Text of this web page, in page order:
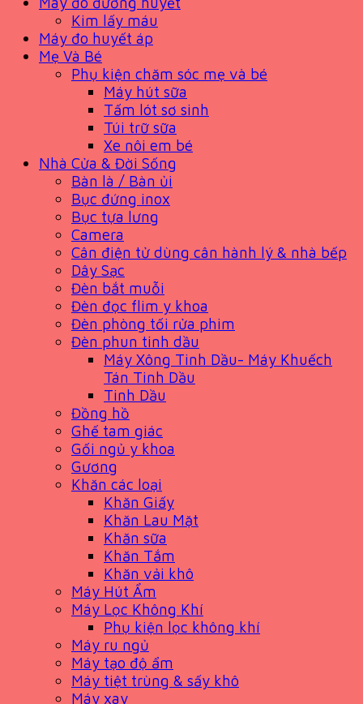
Kim lấy máu
Máy đo huyết áp
Mẹ Và Bé
Phụ kiện chăm sóc mẹ và bé
Máy hút sữa
Tấm lót sơ sinh
Túi trữ sữa
Xe nôi em bé
Nhà Cửa & Đời Sống
Bàn là / Bàn ủi
Bục đứng inox
Bục tựa lưng
Camera
Cân điện tử dùng cân hành lý & nhà bếp
Dây Sạc
Đèn bắt muỗi
Đèn đọc flim y khoa
Đèn phòng tối rửa phim
Đèn phun tinh dầu
Máy Xông Tinh Dầu- Máy Khuếch
Tán Tinh Dầu
Tinh Dầu
Đồng hồ
Ghế tam giác
Gối ngủ y khoa
Gương
Khăn các loại
Khăn Giấy
Khăn Lau Mặt
Khăn sữa
Khăn Tắm
Khăn vải khô
Máy Hút Ẩm
Máy Lọc Không Khí
Phụ kiện lọc không khí
Máy ru ngủ
Máy tạo độ ẩm
Máy tiệt trùng & sấy khô
Máy xay